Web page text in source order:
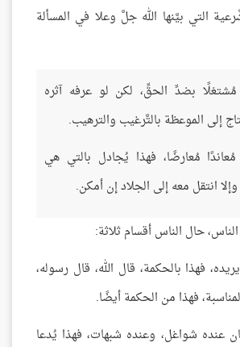
التي بيَّنها الله جلَّ وعلا في المسألة
بضدِّ الحقِّ، لكن لو عرفه آثره
إلى الموعظة بالتَّرغيب والترهيب.
مُعارضًا، فهذا يُجادل بالتي هي
انتقل معه إلى الجلاد إن أمكن.
حال الناس أقسام ثلاثة:
فهذا بالحكمة، قال الله، قال رسوله،
فهذا من الحكمة أيضًا.
عنده شواغل، وعنده شبهات، فهذا يُدعا